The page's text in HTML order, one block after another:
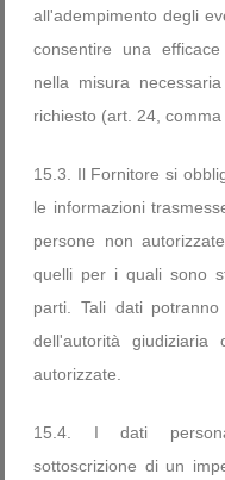
all'adempimento degli
consentire una
nella misura
richiesto (art. 24,
15.3. Il Fornitore si
le informazioni
persone non
quelli per i quali sono
parti. Tali dati
dell'autorità
autorizzate.
15.4. I dati
sottoscrizione di un